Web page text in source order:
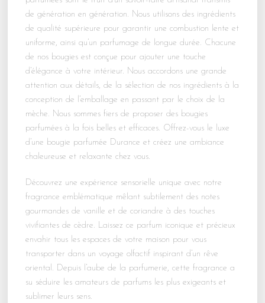
de génération en génération. Nous utilisons des ingrédients
de qualité supérieure pour garantir une combustion lente et
uniforme, ainsi qu’un parfumage de longue durée. Chacune
de nos bougies est conçue pour ajouter une touche
d’élégance à votre intérieur. Nous accordons une grande
attention aux détails, de la sélection de nos ingrédients à la
conception de l’emballage en passant par le choix de la
mèche. Nous sommes fiers de proposer des bougies
parfumées à la fois belles et efficaces. Offrez-vous le luxe
d’une bougie parfumée Durance et créez une ambiance
chaleureuse et relaxante chez vous.
Découvrez une expérience sensorielle unique avec notre
fragrance emblématique mêlant subtilement des notes
gourmandes de vanille et de coriandre à des touches
vivifiantes de cèdre. Laissez ce parfum iconique et précieux
envahir tous les espaces de votre maison pour vous
transporter dans un voyage olfactif inspirant d’un rêve
oriental. Depuis l’aube de la parfumerie, cette fragrance a
su séduire les amateurs de parfums les plus exigeants et
sublimer leurs sens.